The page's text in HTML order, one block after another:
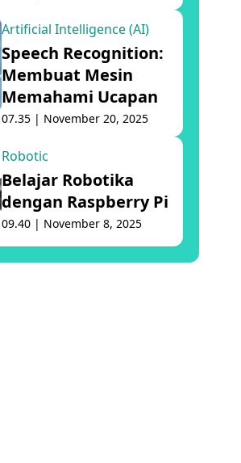
Artificial Intelligence (AI)
Speech Recognition:
Membuat Mesin
Memahami Ucapan
07.35 | November 20, 2025
Robotic
Belajar Robotika
dengan Raspberry Pi
09.40 | November 8, 2025